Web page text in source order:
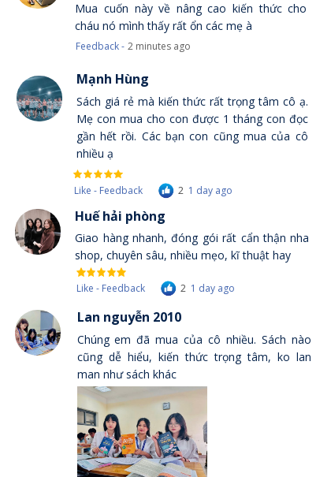
Mua cuốn này về nâng cao kiến thức cho
cháu nó mình thấy rất ổn các mẹ à
Feedback - 2 minutes ago
Sách giá rẻ mà kiến thức rất trọng tâm cô ạ.
Mẹ con mua cho con được 1 tháng con đọc
gần hết rồi. Các bạn con cũng mua của cô
nhiều ạ
Mạnh Hùng
Like - Feedback 2 1 day ago
Giao hàng nhanh, đóng gói rất cẩn thận nha
shop, chuyên sâu, nhiều mẹo, kĩ thuật hay
Huế hải phòng
Like - Feedback 2 1 day ago
Chúng em đã mua của cô nhiều. Sách nào
cũng dễ hiểu, kiến thức trọng tâm, ko lan
man như sách khác
Lan nguyễn 2010